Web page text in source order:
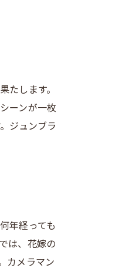
します。
ーンが一枚
ジュンブラ
年経っても
は、花嫁の
カメラマン